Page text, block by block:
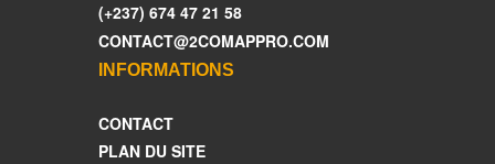
(+237) 674 47 21 58
CONTACT@2COMAPPRO.COM
INFORMATIONS
CONTACT
PLAN DU SITE